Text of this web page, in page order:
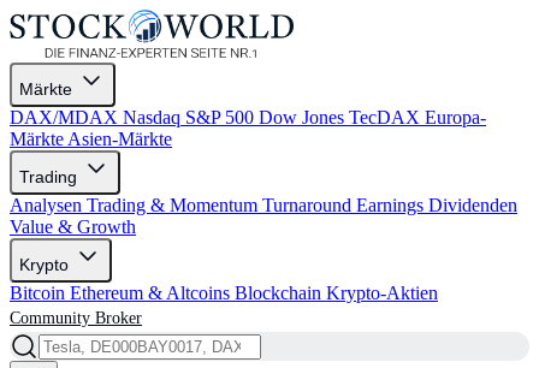
Märkte
DAX/MDAX Nasdaq S&P 500 Dow Jones TecDAX Europa-
Märkte Asien-Märkte
Trading
Analysen Trading & Momentum Turnaround Earnings Dividenden
Value & Growth
Krypto
Bitcoin Ethereum & Altcoins Blockchain Krypto-Aktien
Community Broker